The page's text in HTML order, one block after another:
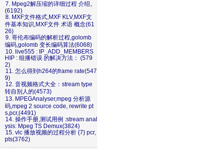
7. Mpeg2解压缩的详细过程 介绍。
(6192)
8. MXF文件格式,MXF KLV,MXF文
件基本知识,MXF文件 术语 概念(61
26)
9. 哥伦布编码的解析过程,golomb
编码,golomb 变长编码算法(6068)
10. live555 : IP_ADD_MEMBERS
HIP : 组播错误 的解决方法： (579
2)
11. 怎么得到h264的frame rate(547
9)
12. 音视频格式大全：stream type
转自别人的(4573)
13. MPEGAnalyser,mpeg 分析源
码,mpeg 2 source code, rewrite pt
s,pcr,(4491)
14. 操作手册,测试用例 :stream anal
ysis: Mpeg TS Demux(3824)
15. vlc 播放视频的过程分析 {7} pcr,
pts(3762)